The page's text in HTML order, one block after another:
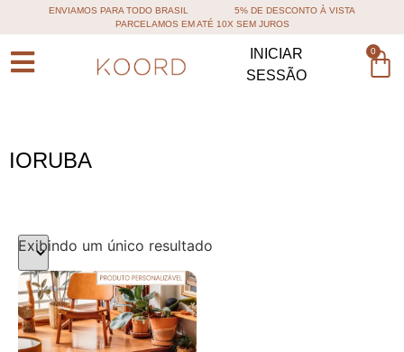
ENVIAMOS PARA TODO BRASIL
5% DE DESCONTO À VISTA
PARCELAMOS EM ATÉ 10X SEM JUROS
INICIAR
SESSÃO
0
IORUBA
Exibindo um único resultado